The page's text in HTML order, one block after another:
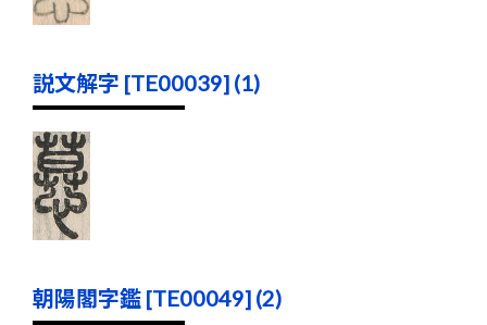
説文解字 [TE00039] (1)
朝陽閣字鑑 [TE00049] (2)